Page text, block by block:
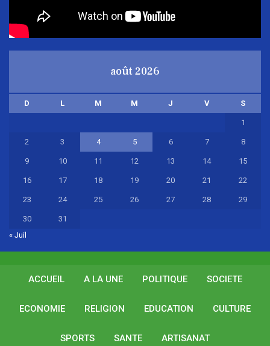
août 2026
D L M M J V S
1
2 3 4 5 6 7 8
9 10 11 12 13 14 15
16 17 18 19 20 21 22
23 24 25 26 27 28 29
30
31
« Juil
ACCUEIL A LA UNE POLITIQUE SOCIETE
ECONOMIE RELIGION EDUCATION CULTURE
SPORTS SANTE ARTISANAT